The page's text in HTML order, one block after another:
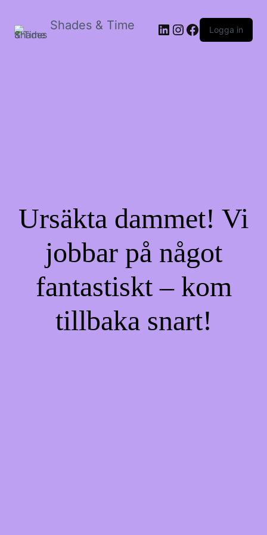
Shades & Time LinkedIn
Instagram
Facebook
Logga in
Ursäkta dammet! Vi
jobbar på något
fantastiskt – kom
tillbaka snart!